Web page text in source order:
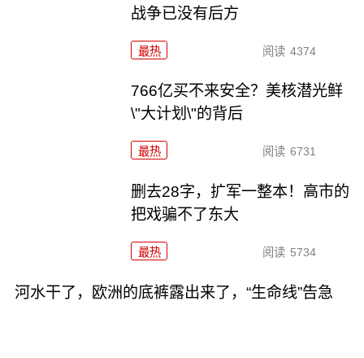
战争已没有后方
最热 阅读 4374
766亿买不来安全？美核潜光鲜
\"大计划\"的背后
最热 阅读 6731
删去28字，扩军一整本！高市的
把戏骗不了东大
最热 阅读 5734
河水干了，欧洲的底裤露出来了，“生命线”告急